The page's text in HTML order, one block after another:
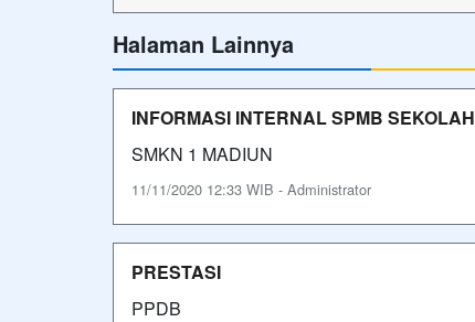
Halaman Lainnya
INFORMASI INTERNAL SPMB SEKOLAH
SMKN 1 MADIUN
11/11/2020 12:33 WIB - Administrator
PRESTASI
PPDB